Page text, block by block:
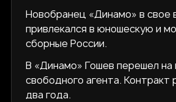
Новобранец «Динамо» в свое
привлекался в юношескую и
сборные России.
В «Динамо» Гошев перешел на
свободного агента. Контракт
два года.